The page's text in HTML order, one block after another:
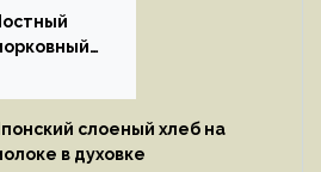
слоеный хлеб на
в духовке